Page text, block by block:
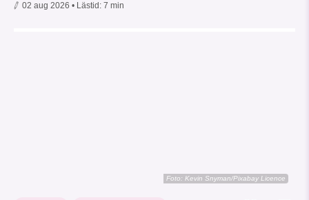
02 aug 2026 • Lästid: 7 min
Foto: Kevin Snyman/Pixabay Licence